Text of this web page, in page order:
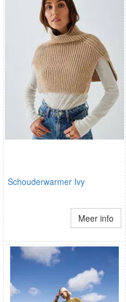
Schouderwarmer Ivy
Meer info